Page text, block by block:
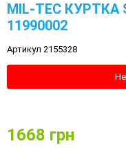
MIL-TEC КУРТКА
11990002
Артикул 2155328
1668 грн